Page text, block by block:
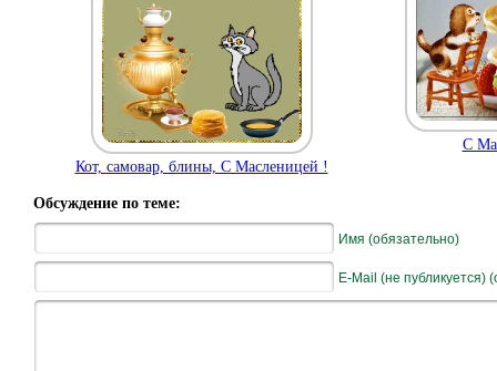
Кот, самовар, блины, С Масленицей !
С
Обсуждение по теме:
Имя (обязательно)
E-Mail (не публикуется)